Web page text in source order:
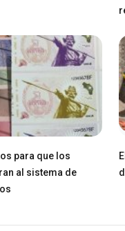
para que los
al sistema de